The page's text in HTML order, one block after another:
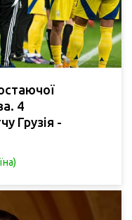
4
Грузія -